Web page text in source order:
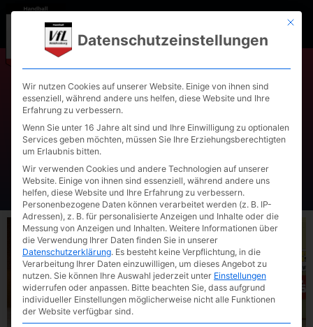
Waldkraiburger Handballer
starten mit Niederlage in die
neue Saison
Mit
Datenschutzeinstellungen
Wir nutzen Cookies auf unserer Website. Einige von ihnen sind
essenziell, während andere uns helfen, diese Website und Ihre
Erfahrung zu verbessern.
Wenn Sie unter 16 Jahre alt sind und Ihre Einwilligung zu optionalen
Services geben möchten, müssen Sie Ihre Erziehungsberechtigten
um Erlaubnis bitten.
Wir verwenden Cookies und andere Technologien auf unserer
Website. Einige von ihnen sind essenziell, während andere uns
helfen, diese Website und Ihre Erfahrung zu verbessern.
Personenbezogene Daten können verarbeitet werden (z. B. IP-
Adressen), z. B. für personalisierte Anzeigen und Inhalte oder die
Messung von Anzeigen und Inhalten. Weitere Informationen über
die Verwendung Ihrer Daten finden Sie in unserer
Datenschutzerklärung. Es besteht keine Verpflichtung, in die
Verarbeitung Ihrer Daten einzuwilligen, um dieses Angebot zu
nutzen. Sie können Ihre Auswahl jederzeit unter Einstellungen
widerrufen oder anpassen. Bitte beachten Sie, dass aufgrund
individueller Einstellungen möglicherweise nicht alle Funktionen
der Website verfügbar sind.